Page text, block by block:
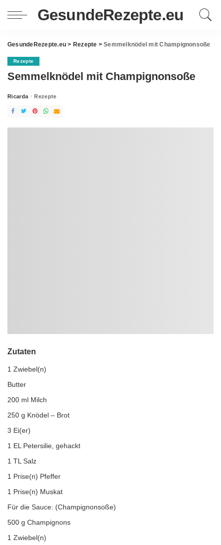
GesundeRezepte.eu
GesundeRezepte.eu > Rezepte >Semmelknödel mit Champignonsoße
Rezepte
Semmelknödel mit Champignonsoße
Posted
Ricarda Rezepte
Zutaten
1 Zwiebel(n)
Butter
200 ml Milch
250 g Knödel – Brot
3 Ei(er)
1 EL Petersilie, gehackt
1 TL Salz
1 Prise(n) Pfeffer
1 Prise(n) Muskat
Für die Sauce: (Champignonsoße)
500 g Champignons
1 Zwiebel(n)